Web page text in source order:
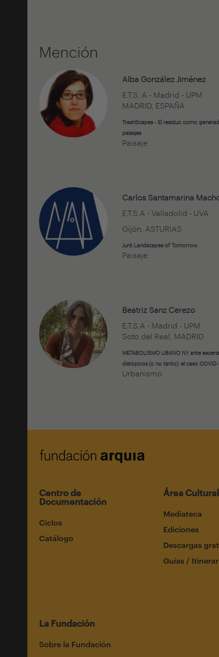
Mención
Alba González Jiménez
E.T.S. A - Madrid - UPM
MADRID, ESPAÑA
TrashScapes - El residuo como
paisajes
Paisaje
Carlos Santamarina
E.T.S.A - Valladolid - UVA
Gijón, ASTURIAS
Junk Landscapes of Tomorrow
Paisaje
Beatriz Sanz Cerezo
E.T.S.A - Madrid - UPM
Soto del Real, MADRID
METABOLISMO UBANO NY ante
distópicos (o no tanto): el caso COVID-
Urbanismo
Centro de
Documentación
Ciclos
Catálogo
Área Cultural
Mediateca
Ediciones
Descargas
Guías /
La Fundación
Sobre la Fundación